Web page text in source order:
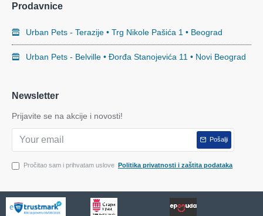
Prodavnice
Urban Pets - Terazije • Trg Nikole Pašića 1 • Beograd
Urban Pets - Belville • Đorđa Stanojevića 11 • Novi Beograd
Newsletter
Prijavite se na akcije i novosti!
Pošalji
Pročitao sam i prihvatam uslove Politika privatnosti i zaštita podataka